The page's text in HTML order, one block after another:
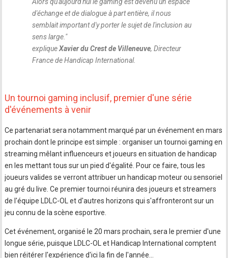
Alors qu'aujourd'hui le gaming est devenu un espace
d'échange et de dialogue à part entière, il nous
semblait important d'y porter le sujet de l'inclusion au
sens large."
expliqueXavier du Crest de Villeneuve, Directeur
France de Handicap International.
Un tournoi gaming inclusif, premier d'une série
d'événements à venir
Ce partenariat sera notamment marqué par un événement en mars
prochain dont le principe est simple : organiser un tournoi gaming en
streaming mêlant influenceurs et joueurs en situation de handicap
en les mettant tous sur un pied d'égalité. Pour ce faire, tous les
joueurs valides se verront attribuer un handicap moteur ou sensoriel
au gré du live. Ce premier tournoi réunira des joueurs et streamers
de l'équipe LDLC-OL et d'autres horizons qui s'affronteront sur un
jeu connu de la scène esportive.
Cet événement, organisé le 20 mars prochain, sera le premier d'une
longue série, puisque LDLC-OL et Handicap International comptent
bien réitérer l'expérience d'ici la fin de l'année...